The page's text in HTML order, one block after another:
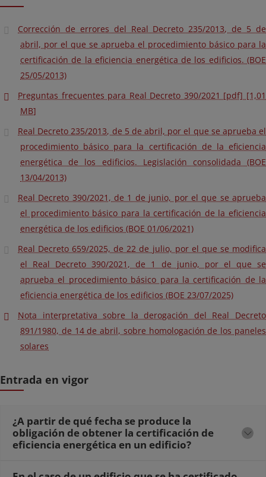
Corrección de errores del Real Decreto 235/2013, de 5 de
abril, por el que se aprueba el procedimiento básico para la
certificación de la eficiencia energética de los edificios. (BOE
25/05/2013)
Preguntas frecuentes para Real Decreto 390/2021 [pdf] [1,01
MB]
Real Decreto 235/2013, de 5 de abril, por el que se aprueba el
procedimiento básico para la certificación de la eficiencia
energética de los edificios. Legislación consolidada (BOE
13/04/2013)
Real Decreto 390/2021, de 1 de junio, por el que se aprueba
el procedimiento básico para la certificación de la eficiencia
energética de los edificios (BOE 01/06/2021)
Real Decreto 659/2025, de 22 de julio, por el que se modifica
el Real Decreto 390/2021, de 1 de junio, por el que se
aprueba el procedimiento básico para la certificación de la
eficiencia energética de los edificios (BOE 23/07/2025)
Nota interpretativa sobre la derogación del Real Decreto
891/1980, de 14 de abril, sobre homologación de los paneles
solares
Entrada en vigor
¿A partir de qué fecha se produce la
obligación de obtener la certificación de
eficiencia energética en un edificio?